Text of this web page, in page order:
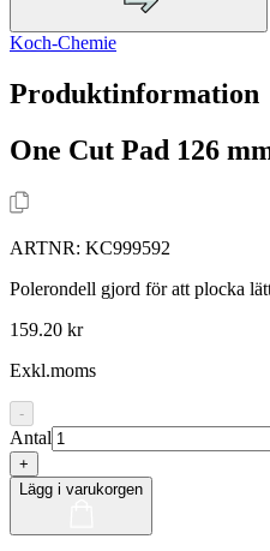
Koch-Chemie
Produktinformation
One Cut Pad 126
ARTNR: KC999592
Polerondell gjord för att plocka
159.20 kr
Exkl.moms
-
Antal
+
Lägg i varukorgen